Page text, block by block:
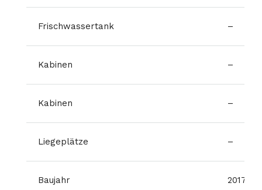
Frischwassertank –
Kabinen –
Kabinen –
Liegeplätze –
Baujahr 2017